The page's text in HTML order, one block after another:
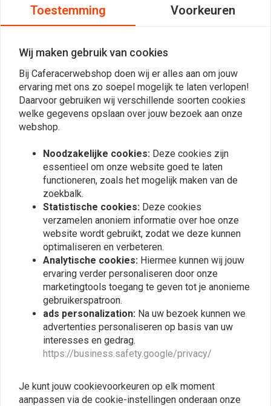
veiligheid, met een lichtgewicht glasvezel helmschaal, multi-density
eersteklas comfort is hij gemaakt voor rijders die alles willen.
Kenmerken:
Duurzaam en lichtgewicht
Vulling met meerdere dichtheden voor maximaal comfort
Geschikt voor Bluetooth voor naadloze connectiviteit
Materiaal:Gemaakt van lichtgewicht glasvezel
Kleur:Zwart Glanzend
Ventilatieopeningen
Achtersluitsysteem
Geïnjecteerd vizier, anti-condens coating garandeert helder zicht
in elk weer
Dubbele gespsluiting voor goede pasvorm
Gecertificeerd volgens ECE/UN R.22.06 veiligheidsnormen
Lees meer
(0 beoordelingen)
Plaats ook een review
Vergelijkbare producten
Toestemming Voorkeuren
Wij maken gebruik van cookies
Bij Caferacerwebshop doen wij er alles aan om jouw
ervaring met ons zo soepel mogelijk te laten verlopen!
Daarvoor gebruiken wij verschillende soorten cookies
welke gegevens opslaan over jouw bezoek aan onze
webshop.
Noodzakelijke cookies: Deze cookies zijn
essentieel om onze website goed te laten
functioneren, zoals het mogelijk maken van de
zoekbalk.
Statistische cookies: Deze cookies
verzamelen anoniem informatie over hoe onze
website wordt gebruikt, zodat we deze kunnen
optimaliseren en verbeteren.
Analytische cookies: Hiermee kunnen wij jouw
ervaring verder personaliseren door onze
marketingtools toegang te geven tot je anonieme
gebruikerspatroon.
ads personalization: Na uw bezoek kunnen we
advertenties personaliseren op basis van uw
interesses en gedrag.
https://business.safety.google/privacy/
Je kunt jouw cookievoorkeuren op elk moment
aanpassen via de cookie-instellingen onderaan onze